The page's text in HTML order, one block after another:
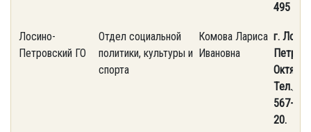
495
Лосино-
Петровский ГО
Отдел социальной
политики, культуры и
спорта
Комова Лариса
Ивановна
г.
Тел./
567-
20.